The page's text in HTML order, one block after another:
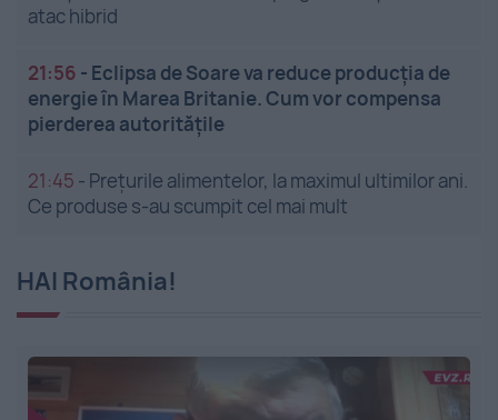
atac hibrid
21:56 - Eclipsa de Soare va reduce producția de
energie în Marea Britanie. Cum vor compensa
pierderea autoritățile
21:45 - Prețurile alimentelor, la maximul ultimilor ani.
Ce produse s-au scumpit cel mai mult
HAI România!